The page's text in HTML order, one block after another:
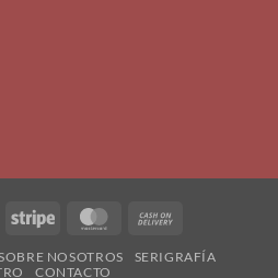
Stripe MasterCard
Delivery
NOSOTROS
SERIGRAFÍA
CONTACTO